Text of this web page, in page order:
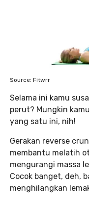
Source: Fitwrr
Selama ini kamu
perut? Mungkin
yang satu ini, nih!
Gerakan reverse
membantu melatih
mengurangi massa
Cocok banget, deh,
menghilangkan